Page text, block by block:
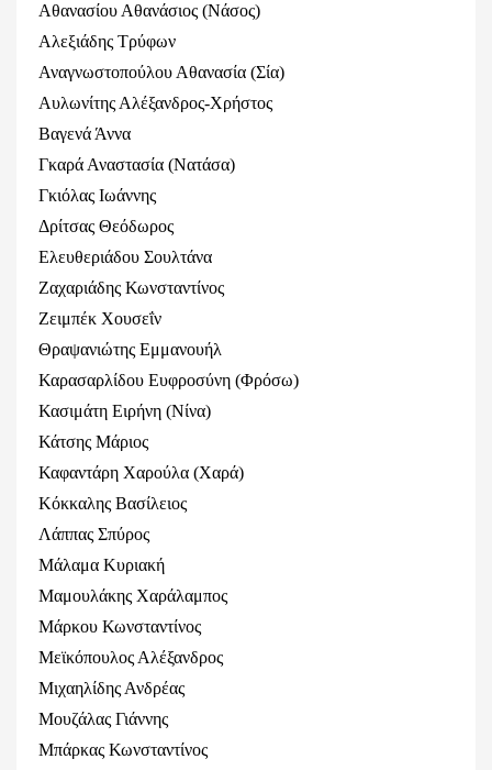
Αθανασίου Αθανάσιος (Νάσος)
Αλεξιάδης Τρύφων
Αναγνωστοπούλου Αθανασία (Σία)
Αυλωνίτης Αλέξανδρος-Χρήστος
Βαγενά Άννα
Γκαρά Αναστασία (Νατάσα)
Γκιόλας Ιωάννης
Δρίτσας Θεόδωρος
Ελευθεριάδου Σουλτάνα
Ζαχαριάδης Κωνσταντίνος
Ζειμπέκ Χουσεΐν
Θραψανιώτης Εμμανουήλ
Καρασαρλίδου Ευφροσύνη (Φρόσω)
Κασιμάτη Ειρήνη (Νίνα)
Κάτσης Μάριος
Καφαντάρη Χαρούλα (Χαρά)
Κόκκαλης Βασίλειος
Λάππας Σπύρος
Μάλαμα Κυριακή
Μαμουλάκης Χαράλαμπος
Μάρκου Κωνσταντίνος
Μεϊκόπουλος Αλέξανδρος
Μιχαηλίδης Ανδρέας
Μουζάλας Γιάννης
Μπάρκας Κωνσταντίνος